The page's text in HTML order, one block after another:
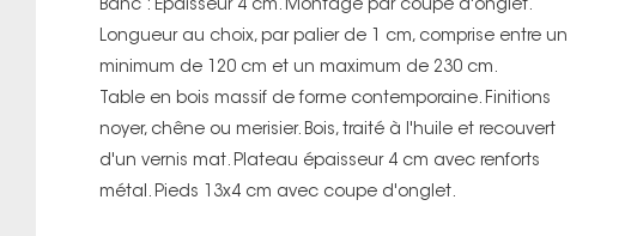
Banc : Epaisseur 4 cm. Montage par coupe d'onglet.
Longueur au choix, par palier de 1 cm, comprise entre un
minimum de 120 cm et un maximum de 230 cm.
Table en bois massif de forme contemporaine. Finitions
noyer, chêne ou merisier. Bois, traité à l'huile et recouvert
d'un vernis mat. Plateau épaisseur 4 cm avec renforts
métal. Pieds 13x4 cm avec coupe d'onglet.